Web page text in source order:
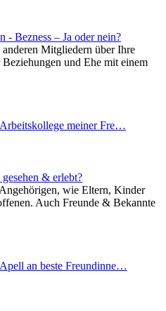
- Bezness – Ja oder nein?
Mitgliedern über Ihre
und Ehe mit einem
meiner Fre…
& erlebt?
wie Eltern, Kinder
Auch Freunde & Bekannte
an beste Freundinne…